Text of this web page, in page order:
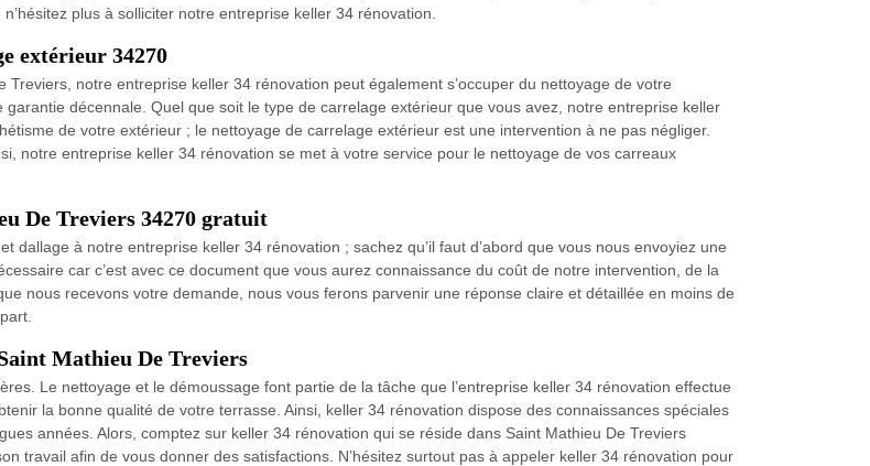
plus à solliciter notre entreprise keller 34 rénovation.
extérieur 34270
notre entreprise keller 34 rénovation peut également s’occuper du nettoyage de votre
décennale. Quel que soit le type de carrelage extérieur que vous avez, notre entreprise keller
de votre extérieur ; le nettoyage de carrelage extérieur est une intervention à ne pas négliger.
notre entreprise keller 34 rénovation se met à votre service pour le nettoyage de vos carreaux
De Treviers 34270 gratuit
à notre entreprise keller 34 rénovation ; sachez qu’il faut d’abord que vous nous envoyiez une
car c’est avec ce document que vous aurez connaissance du coût de notre intervention, de la
nous recevons votre demande, nous vous ferons parvenir une réponse claire et détaillée en moins de
Mathieu De Treviers
Le nettoyage et le démoussage font partie de la tâche que l’entreprise keller 34 rénovation effectue
la bonne qualité de votre terrasse. Ainsi, keller 34 rénovation dispose des connaissances spéciales
années. Alors, comptez sur keller 34 rénovation qui se réside dans Saint Mathieu De Treviers
travail afin de vous donner des satisfactions. N’hésitez surtout pas à appeler keller 34 rénovation pour